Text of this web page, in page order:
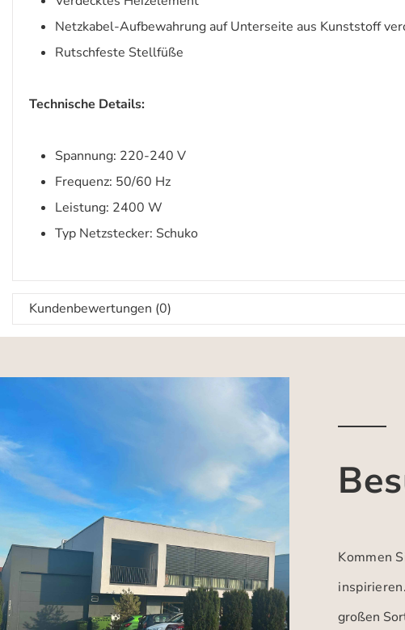
Netzkabel-Aufbewahrung auf Unterseite aus Kunststoff
Rutschfeste Stellfüße
Technische Details:
Spannung: 220-240 V
Frequenz: 50/60 Hz
Leistung: 2400 W
Typ Netzstecker: Schuko
Kundenbewertungen (0)
Kommen
großen